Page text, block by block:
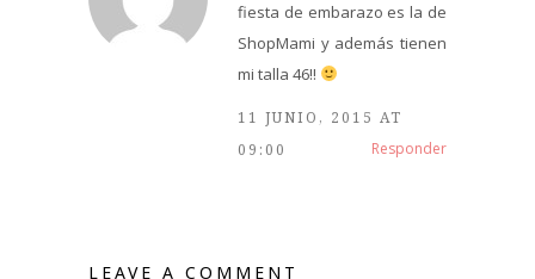
fiesta de embarazo es la de
ShopMami y además tienen
mi talla 46!!
11 JUNIO, 2015 AT
09:00
Responder
LEAVE A COMMENT